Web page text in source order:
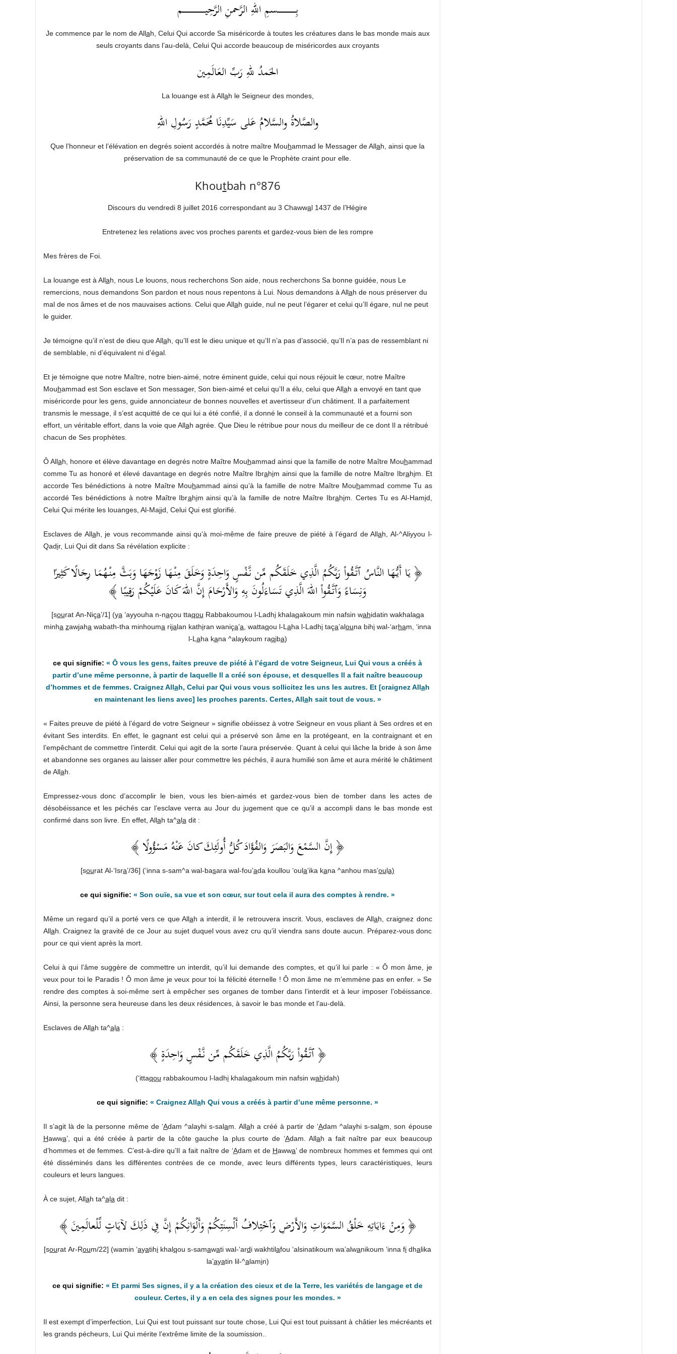
بِــــــــــــــــــسمِ اللهِ الرَّحمنِ الرَّحِيــــــــــــــــــــــم
Je commence par le nom de Allah, Celui Qui accorde Sa miséricorde à toutes les créatures dans le bas monde mais aux
seuls croyants dans l’au-delà, Celui Qui accorde beaucoup de miséricordes aux croyants
الحَمدُ للهِ رَبِّ العَالَمِين
La louange est à Allah le Seigneur des mondes,
والصَّلاةُ والسَّلامُ عَلى سَيِّدِنَا مُحَمَّدٍ رَسُولِ اللهِ
Que l’honneur et l’élévation en degrés soient accordés à notre maître Mouhammad le Messager de Allah, ainsi que la
préservation de sa communauté de ce que le Prophète craint pour elle.
Khoutbah n°876
Discours du vendredi 8 juillet 2016 correspondant au 3 Chawwal 1437 de l’Hégire
Entretenez les relations avec vos proches parents et gardez-vous bien de les rompre
Mes frères de Foi.
La louange est à Allah, nous Le louons, nous recherchons Son aide, nous recherchons Sa bonne guidée, nous Le
remercions, nous demandons Son pardon et nous nous repentons à Lui. Nous demandons à Allah de nous préserver du
mal de nos âmes et de nos mauvaises actions. Celui que Allah guide, nul ne peut l’égarer et celui qu’Il égare, nul ne peut
le guider.
Je témoigne qu’il n’est de dieu que Allah, qu’Il est le dieu unique et qu’Il n’a pas d’associé, qu’Il n’a pas de ressemblant ni
de semblable, ni d’équivalent ni d’égal.
Et je témoigne que notre Maître, notre bien-aimé, notre éminent guide, celui qui nous réjouit le cœur, notre Maître
Mouhammad est Son esclave et Son messager, Son bien-aimé et celui qu’Il a élu, celui que Allah a envoyé en tant que
miséricorde pour les gens, guide annonciateur de bonnes nouvelles et avertisseur d’un châtiment. Il a parfaitement
transmis le message, il s’est acquitté de ce qui lui a été confié, il a donné le conseil à la communauté et a fourni son
effort, un véritable effort, dans la voie que Allah agrée. Que Dieu le rétribue pour nous du meilleur de ce dont Il a rétribué
chacun de Ses prophètes.
Ô Allah, honore et élève davantage en degrés notre Maître Mouhammad ainsi que la famille de notre Maître Mouhammad
comme Tu as honoré et élevé davantage en degrés notre Maître Ibrahim ainsi que la famille de notre Maître Ibrahim. Et
accorde Tes bénédictions à notre Maître Mouhammad ainsi qu’à la famille de notre Maître Mouhammad comme Tu as
accordé Tes bénédictions à notre Maître Ibrahim ainsi qu’à la famille de notre Maître Ibrahim. Certes Tu es Al-Hamid,
Celui Qui mérite les louanges, Al-Majid, Celui Qui est glorifié.
Esclaves de Allah, je vous recommande ainsi qu’à moi-même de faire preuve de piété à l’égard de Allah, Al-^Aliyyou l-
Qadir, Lui Qui dit dans Sa révélation explicite :
﴿ يَا أَيُّهَا النَّاسُ ٱتَّقُواْ رَبَّكُمُ الَّذِي خَلَقَكُم مِّن نَّفْسٍ وَاحِدَةٍ وَخَلَقَ مِنْهَا زَوْجَهَا وَبَثَّ مِنْهُمَا رِجَالًا كَثِيرًا
وَنِسَاءً وَٱتَّقُواْ اللهَ الَّذِي تَسَاءَلُونَ بِهِ وَالأَرْحَامَ إِنَّ اللهَ كَانَ عَلَيْكُمْ رَقِيبًا ﴾
[sourat An-Niça’/1] (ya ‘ayyouha n-naçou ttaqou Rabbakoumou l-Ladhikhalaqakoum min nafsin wahidatin wakhalaqa
minha zawjaha wabath-tha minhouma rijalan kathiran waniça’a , wattaqou l-L aha l-Ladhi taça’alouna bihi wal-‘arham, ‘inna
l-L aha kana ^alaykoum raqiba)
« Ô vous les gens, faites preuve de piété à l’égard de votre Seigneur, Lui Qui vous a créés à
partir d’une même personne, à partir de laquelle Il a créé son épouse, et desquelles Il a fait naître beaucoup
d’hommes et de femmes. Craignez Allah, Celui par Qui vous vous sollicitez les uns les autres. Et [craignez Allah
en maintenant les liens avec] les proches parents. Certes, Allah sait tout de vous. »
« Faites preuve de piété à l’égard de votre Seigneur » signifie obéissez à votre Seigneur en vous pliant à Ses ordres et en
évitant Ses interdits. En effet, le gagnant est celui qui a préservé son âme en la protégeant, en la contraignant et en
l’empêchant de commettre l’interdit. Celui qui agit de la sorte l’aura préservée. Quant à celui qui lâche la bride à son âme
et abandonne ses organes au laisser aller pour commettre les péchés, il aura humilié son âme et aura mérité le châtiment
de Allah.
Empressez-vous donc d’accomplir le bien, vous les bien-aimés et gardez-vous bien de tomber dans les actes de
désobéissance et les péchés car l’esclave verra au Jour du jugement que ce qu’il a accompli dans le bas monde est
confirmé dans son livre. En effet, Allah ta^ala dit :
﴿ إِنَّ السَّمْعَ وَالبَصَرَ وَالفُؤَادَ كُلُّ أُولَئِكَ كانَ عَنْهُ مَسْؤُولًا ﴾
[sourat Al-‘Isra’/36] (‘inna s-sam^a wal-basara wal-fou’ada koullou ‘oula‘ika kana ^anhou mas’oula)
« Son ouïe, sa vue et son cœur, sur tout cela il aura des comptes à rendre. »
Même un regard qu’il a porté vers ce que Allah a interdit, il le retrouvera inscrit. Vous, esclaves de Allah, craignez donc
Allah. Craignez la gravité de ce Jour au sujet duquel vous avez cru qu’il viendra sans doute aucun. Préparez-vous donc
pour ce qui vient après la mort.
Celui à qui l’âme suggère de commettre un interdit, qu’il lui demande des comptes, et qu’il lui parle : « Ô mon âme, je
veux pour toi le Paradis ! Ô mon âme je veux pour toi la félicité éternelle ! Ô mon âme ne m’emmène pas en enfer. » Se
rendre des comptes à soi-même sert à empêcher ses organes de tomber dans l’interdit et à leur imposer l’obéissance.
Ainsi, la personne sera heureuse dans les deux résidences, à savoir le bas monde et l’au-delà.
Esclaves de Allah ta^ala :
﴿ ٱتَّقُواْ رَبَّكُمُ الَّذِي خَلَقَكُم مِّن نَّفْسٍ وَاحِدَةٍ ﴾
(‘ittaqou rabbakoumou l-ladhi khalaqakoum min nafsin wahidah)
« Craignez Allah Qui vous a créés à partir d’une même personne. »
Il s’agit là de la personne même de ‘Adam ^alayhi s-salam. Allah a créé à partir de ‘Adam ^alayhi s-salam, son épouse
Hawwa’, qui a été créée à partir de la côte gauche la plus courte de ‘Adam. Allah a fait naître par eux beaucoup
d’hommes et de femmes. C’est-à-dire qu’Il a fait naître de ‘Adam et de Hawwa’ de nombreux hommes et femmes qui ont
été disséminés dans les différentes contrées de ce monde, avec leurs différents types, leurs caractéristiques, leurs
couleurs et leurs langues.
À ce sujet, Allah ta^ala dit :
﴿ وَمِنْ ءَايَاتِهِ خَلْقُ السَّمَوَاتِ وَالأَرْضِ وَٱخْتِلافُ أَلْسِنَتِكُمْ وَأَلْوَانِكُمْ إِنَّ فِي ذَلِكَ لآيَاتٍ لِّلْعالَمِينَ ﴾
[sourat Ar-Roum/22] (wamin ‘ayatihi khalqou s-samawati wal-‘ardi wakhtilafou ‘alsinatikoum wa’alwani­koum ‘inna fi dhalika
la’ayatin lil-^alamin)
« Et parmi Ses signes, il y a la création des cieux et de la Terre, les variétés de langage et de
couleur. Certes, il y a en cela des signes pour les mondes. »
Il est exempt d’imperfection, Lui Qui est tout puissant sur toute chose, Lui Qui est tout puissant à châtier les mécréants et
les grands pécheurs, Lui Qui mérite l’extrême limite de la soumission..